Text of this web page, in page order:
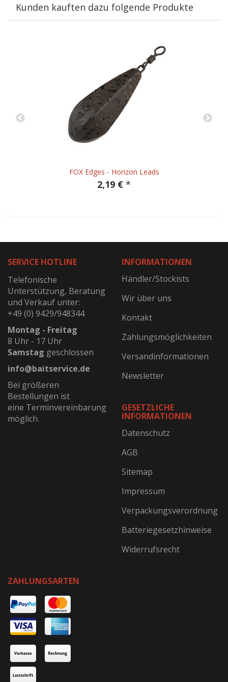
Kunden kauften dazu folgende Produkte
FOX Edges - Horizon Leads
2,19 € *
SERVICE HOTLINE
Telefonische
Unterstützung, Beratung
und Verkauf unter:
+49 (0) 9429/948344
Montag - Freitag
8 Uhr - 17 Uhr
Samstag geschlossen
info@baitservice.de
Bei größeren
Bestellungen ist
eine Terminvereinbarung
möglich.
INFORMATIONEN
Händler/Stockists
Wir über uns
Kontakt
Zahlungsmöglichkeiten
Versandinformationen
Newsletter
GESETZLICHE
INFORMATIONEN
Datenschutz
AGB
Sitemap
Impressum
Verpackungsverordnung
Batteriegesetzhinweise
Widerrufsrecht
ZAHLUNGSARTEN